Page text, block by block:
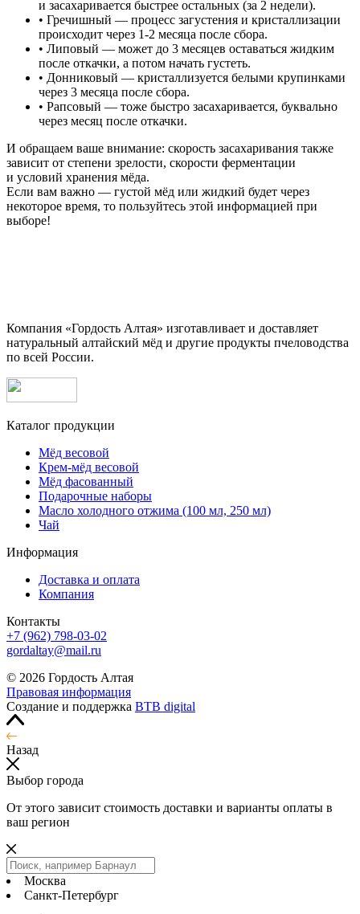
и засахаривается быстрее остальных (за 2 недели).
• Гречишный — процесс загустения и кристаллизации
происходит через 1-2 месяца после сбора.
• Липовый — может до 3 месяцев оставаться жидким
после откачки, а потом начать густеть.
• Донниковый — кристаллизуется белыми крупинками
через 3 месяца после сбора.
• Рапсовый — тоже быстро засахаривается, буквально
через месяц после откачки.
И обращаем ваше внимание: скорость засахаривания также
зависит от степени зрелости, скорости ферментации
и условий хранения мёда.
Если вам важно — густой мёд или жидкий будет через
некоторое время, то пользуйтесь этой информацией при
выборе!
Компания «Гордость Алтая» изготавливает и доставляет
натуральный алтайский мёд и другие продукты пчеловодства
по всей России.
Каталог продукции
Мёд весовой
Крем-мёд весовой
Мёд фасованный
Подарочные наборы
Масло холодного отжима (100 мл, 250 мл)
Чай
Информация
Доставка и оплата
Компания
Контакты
+7 (962) 798-03-02
gordaltay@mail.ru
© 2026 Гордость Алтая
Правовая информация
Создание и поддержка BTB digital
Назад
Выбор города
От этого зависит стоимость доставки и варианты оплаты в
ваш регион
Москва
Санкт-Петербург